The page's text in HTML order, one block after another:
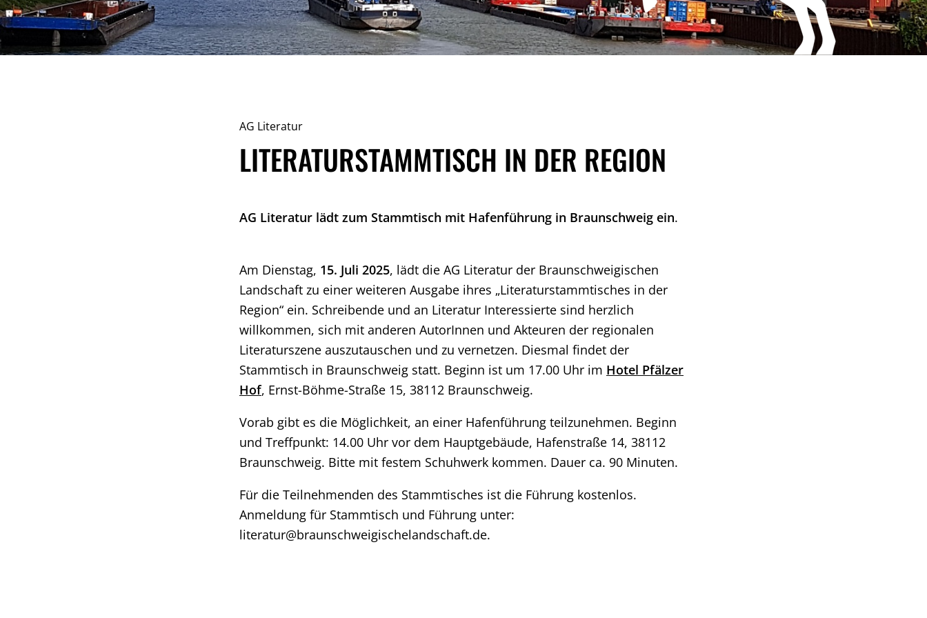
AG Literatur
LITERATURSTAMMTISCH IN DER REGION
AG Literatur lädt zum Stammtisch mit Hafenführung in Braunschweig ein.
Am Dienstag, 15. Juli 2025, lädt die AG Literatur der Braunschweigischen
Landschaft zu einer weiteren Ausgabe ihres „Literaturstammtisches in der
Region“ ein. Schreibende und an Literatur Interessierte sind herzlich
willkommen, sich mit anderen AutorInnen und Akteuren der regionalen
Literaturszene auszutauschen und zu vernetzen. Diesmal findet der
Stammtisch in Braunschweig statt. Beginn ist um 17.00 Uhr im Hotel Pfälzer
Hof, Ernst-Böhme-Straße 15, 38112 Braunschweig.
Vorab gibt es die Möglichkeit, an einer Hafenführung teilzunehmen. Beginn
und Treffpunkt: 14.00 Uhr vor dem Hauptgebäude, Hafenstraße 14, 38112
Braunschweig. Bitte mit festem Schuhwerk kommen. Dauer ca. 90 Minuten.
Für die Teilnehmenden des Stammtisches ist die Führung kostenlos.
Anmeldung für Stammtisch und Führung unter:
literatur@braunschweigischelandschaft.de.